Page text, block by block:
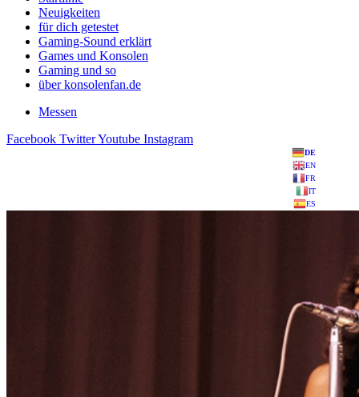
Neuigkeiten
für dich getestet
Gaming-Sound erklärt
Games und Konsolen
Gaming und so
über konsolenfan.de
Messen
Facebook TwitterYoutube Instagram
DE
EN
FR
IT
ES